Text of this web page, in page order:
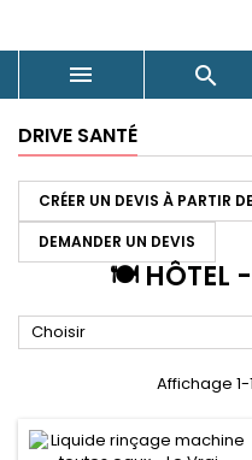
 
DRIVE SANTÉ
CRÉER UN DEVIS À PARTIR
DEMANDER UN DEVIS
🍽️ HÔTEL -
Choisir
Affichage